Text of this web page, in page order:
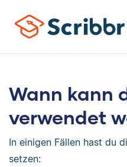
Wann kann
verwendet
In einigen Fällen hast du
setzen: